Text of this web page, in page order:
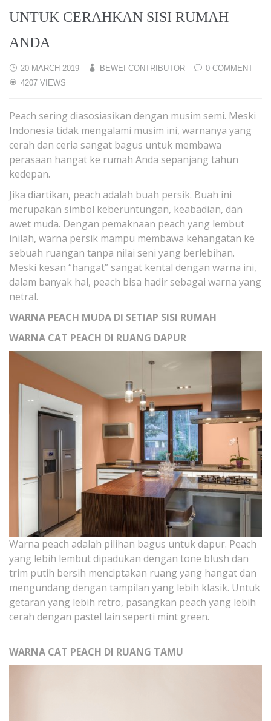
UNTUK CERAHKAN SISI RUMAH
ANDA
20 MARCH 2019 BEWEI CONTRIBUTOR
0 COMMENT
4207 VIEWS
Peach sering diasosiasikan dengan musim semi. Meski
Indonesia tidak mengalami musim ini, warnanya yang
cerah dan ceria sangat bagus untuk membawa
perasaan hangat ke rumah Anda sepanjang tahun
kedepan.
Jika diartikan, peach adalah buah persik. Buah ini
merupakan simbol keberuntungan, keabadian, dan
awet muda. Dengan pemaknaan peach yang lembut
inilah, warna persik mampu membawa kehangatan ke
sebuah ruangan tanpa nilai seni yang berlebihan.
Meski kesan “hangat” sangat kental dengan warna ini,
dalam banyak hal, peach bisa hadir sebagai warna yang
netral.
WARNA PEACH MUDA DI SETIAP SISI RUMAH
WARNA CAT PEACH DI RUANG DAPUR
Warna peach adalah pilihan bagus untuk dapur. Peach
yang lebih lembut dipadukan dengan tone blush dan
trim putih bersih menciptakan ruang yang hangat dan
mengundang dengan tampilan yang lebih klasik. Untuk
getaran yang lebih retro, pasangkan peach yang lebih
cerah dengan pastel lain seperti mint green.
WARNA CAT PEACH DI RUANG TAMU